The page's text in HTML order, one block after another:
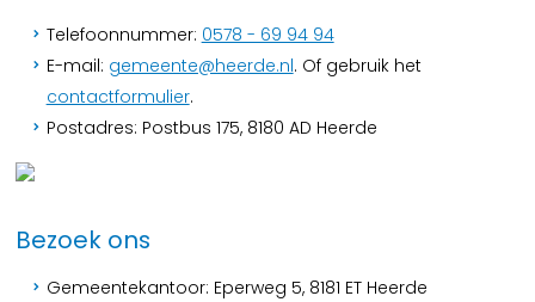
Telefoonnummer: 0578 - 69 94 94
E-mail: gemeente@heerde.nl. Of gebruik het
contactformulier.
Postadres: Postbus 175, 8180 AD Heerde
Bezoek ons
Gemeentekantoor: Eperweg 5, 8181 ET Heerde